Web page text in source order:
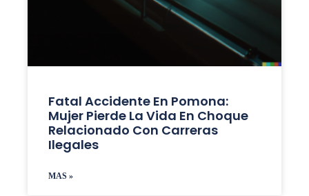
Fatal Accidente En Pomona:
Mujer Pierde La Vida En Choque
Relacionado Con Carreras
Ilegales
MAS »